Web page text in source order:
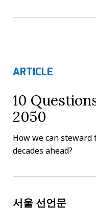
ARTICLE
10
2050
How we can
decades ahead?
서울 선언문